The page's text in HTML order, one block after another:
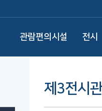
관람편의시설 전시
제3전시관